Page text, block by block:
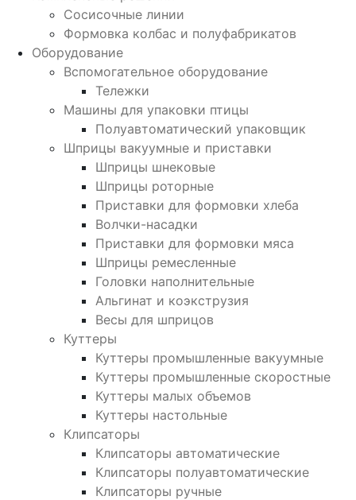
Сосисочные линии
Формовка колбас и полуфабрикатов
Оборудование
Вспомогательное оборудование
Тележки
Машины для упаковки птицы
Полуавтоматический упаковщик
Шприцы вакуумные и приставки
Шприцы шнековые
Шприцы роторные
Приставки для формовки хлеба
Волчки-насадки
Приставки для формовки мяса
Шприцы ремесленные
Головки наполнительные
Альгинат и коэкструзия
Весы для шприцов
Куттеры
Куттеры промышленные вакуумные
Куттеры промышленные скоростные
Куттеры малых объемов
Куттеры настольные
Клипсаторы
Клипсаторы автоматические
Клипсаторы полуавтоматические
Клипсаторы ручные